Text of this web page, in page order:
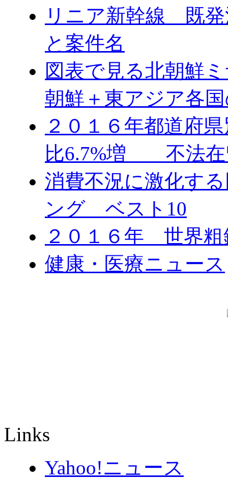
リニア新幹線 既発
と案件名
図表で見る北朝鮮
朝鮮＋東アジア各
２０１６年都道府
比6.7%増 不法在
消費不況に激化す
ング ベスト10
２０１６年 世界粗
健康・医療ニュース
Links
Yahoo!ニュース